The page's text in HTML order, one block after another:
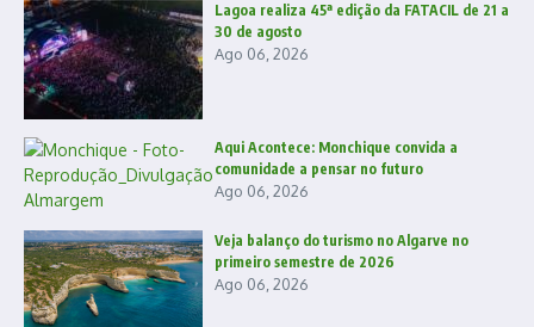
Lagoa realiza 45ª edição da FATACIL de 21 a
30 de agosto
Ago 06, 2026
Aqui Acontece: Monchique convida a
comunidade a pensar no futuro
Ago 06, 2026
Veja balanço do turismo no Algarve no
primeiro semestre de 2026
Ago 06, 2026